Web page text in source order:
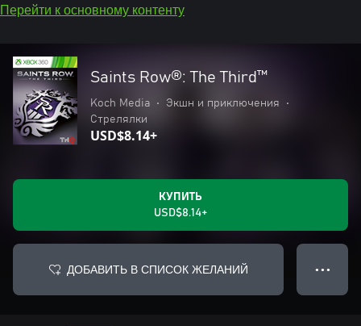
Перейти к основному контенту
Saints Row®: The Third™
Koch Media • Экшн и приключения
•
Стрелялки
USD$8.14+
КУПИТЬ
USD$8.14+
ДОБАВИТЬ В СПИСОК ЖЕЛАНИЙ ● ● ●